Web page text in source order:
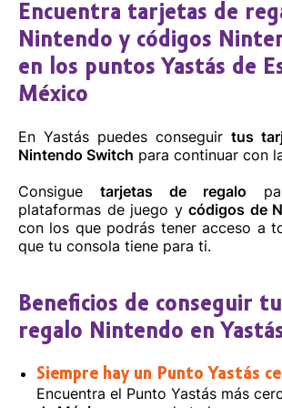
Abarrotes Aries
Pto Villa Del Mar MZ13 int. LT17,
de Morelos, C.P. 55510, Estado de
8002200202
Sitio web
Encuentra tarjetas de
Nintendo y códigos
en los puntos Yastás de
México
En Yastás puedes conseguir tus
Nintendo Switch para continuar con
Consigue tarjetas de regalo
plataformas de juego ycódigos de
con los que podrás tener acceso a
que tu consola tiene para ti.
Beneficios de conseguir
regalo Nintendo en
Siempre hay un Punto Yastás
Encuentra el Punto Yastás más